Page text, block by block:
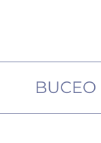
BUCEO